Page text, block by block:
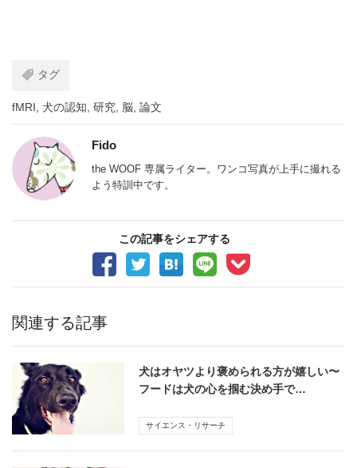
タグ
fMRI 犬の認知 研究 脳 論文
Fido
the WOOF 専属ライター。ワンコ写真が上手に撮れる
よう特訓中です。
この記事をシェアする
関連する記事
犬はオヤツより褒められる方が嬉しい〜
フードは犬の心を掴む決め手で…
サイエンス・リサーチ